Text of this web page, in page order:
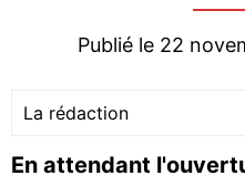
Publié le 22
La rédaction
En attendant